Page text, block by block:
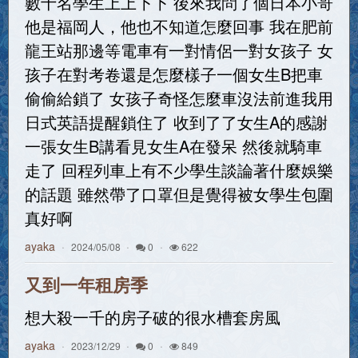
他是福岡人，他也不知道怎麼回事 我在肥前
龍王站那邊等電車有一對情侶一對女孩子 女
孩子在對考卷還是怎麼樣子一個女生B把車
偷偷給鎖了 女孩子奇怪怎麼車沒法前進我用
日式英語提醒鎖住了 收到了了女生A的感謝
一張女生B講看見女生A在發呆 然後就騎車
走了 回程列車上有不少學生談論著什麼娛樂
的話題 雖然帶了口罩但是覺得被女學生包圍
真好啊
ayaka 2024/05/08 0 622
又到一年租房季
想大殺一千的房子破的很水槽套房風
ayaka 2023/12/29 0 849